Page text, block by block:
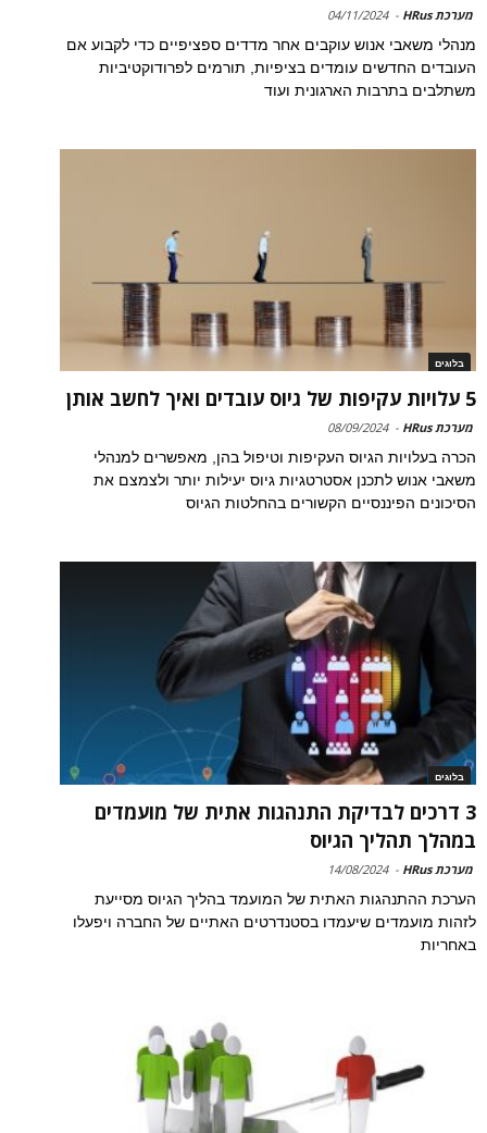
מערכת HRus -
04/11/2024
מנהלי משאבי אנוש עוקבים אחר מדדים ספציפיים כדי לקבוע אם
העובדים החדשים עומדים בציפיות, תורמים לפרודוקטיביות
משתלבים בתרבות הארגונית ועוד
בלוגים
5 עלויות עקיפות של גיוס עובדים ואיך לחשב אותן
מערכת HRus -
08/09/2024
הכרה בעלויות הגיוס העקיפות וטיפול בהן, מאפשרים למנהלי
משאבי אנוש לתכנן אסטרטגיות גיוס יעילות יותר ולצמצם את
הסיכונים הפיננסיים הקשורים בהחלטות הגיוס
בלוגים
3 דרכים לבדיקת התנהגות אתית של מועמדים
במהלך תהליך הגיוס
מערכת HRus -
14/08/2024
הערכת ההתנהגות האתית של המועמד בהליך הגיוס מסייעת
לזהות מועמדים שיעמדו בסטנדרטים האתיים של החברה ויפעלו
באחריות